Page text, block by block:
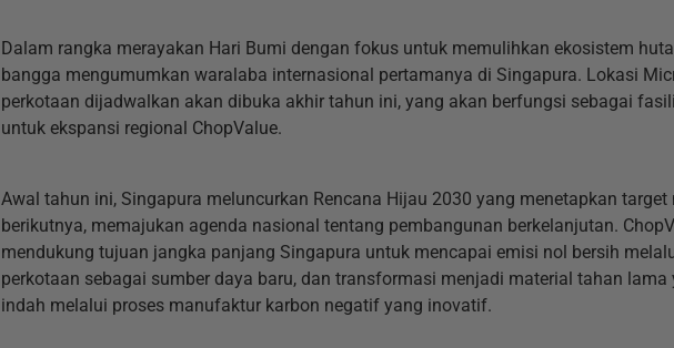
Dalam rangka merayakan Hari Bumi dengan fokus untuk memulihkan ekosistem
bangga mengumumkan waralaba internasional pertamanya di Singapura. Lokasi
perkotaan dijadwalkan akan dibuka akhir tahun ini, yang akan berfungsi sebagai
untuk ekspansi regional ChopValue.
Awal tahun ini, Singapura meluncurkan Rencana Hijau 2030 yang menetapkan target
berikutnya, memajukan agenda nasional tentang pembangunan berkelanjutan.
mendukung tujuan jangka panjang Singapura untuk mencapai emisi nol bersih
perkotaan sebagai sumber daya baru, dan transformasi menjadi material tahan lama
indah melalui proses manufaktur karbon negatif yang inovatif.